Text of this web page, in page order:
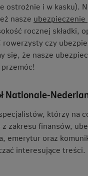
ostrożnie i w kasku).
nasze ubezpieczenie
rocznej składki,
rowerzysty czy
się, że nasze
przemóc!
Nationale-
którzy na
zakresu finansów,
emerytur oraz
interesujące treści.